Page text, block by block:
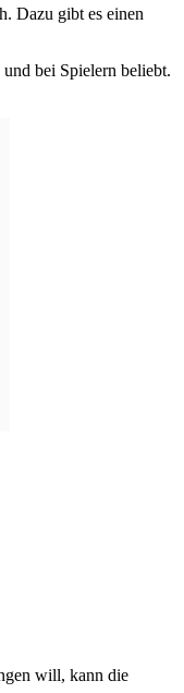
Dazu gibt es einen
bei Spielern beliebt.
will, kann die